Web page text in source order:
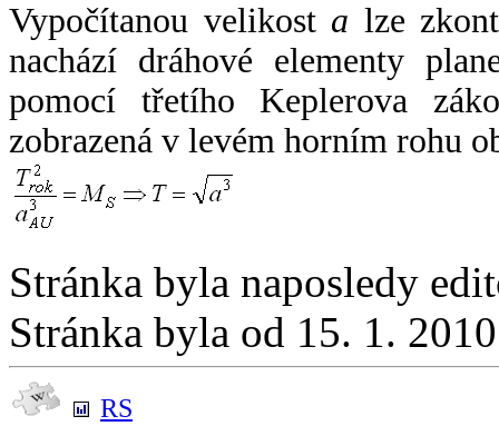
Vypočítanou velikost a lze
nachází dráhové elementy
pomocí třetího Keplerova
zobrazená v levém horním rohu
Stránka byla naposledy
Stránka byla od 15. 1.
RS